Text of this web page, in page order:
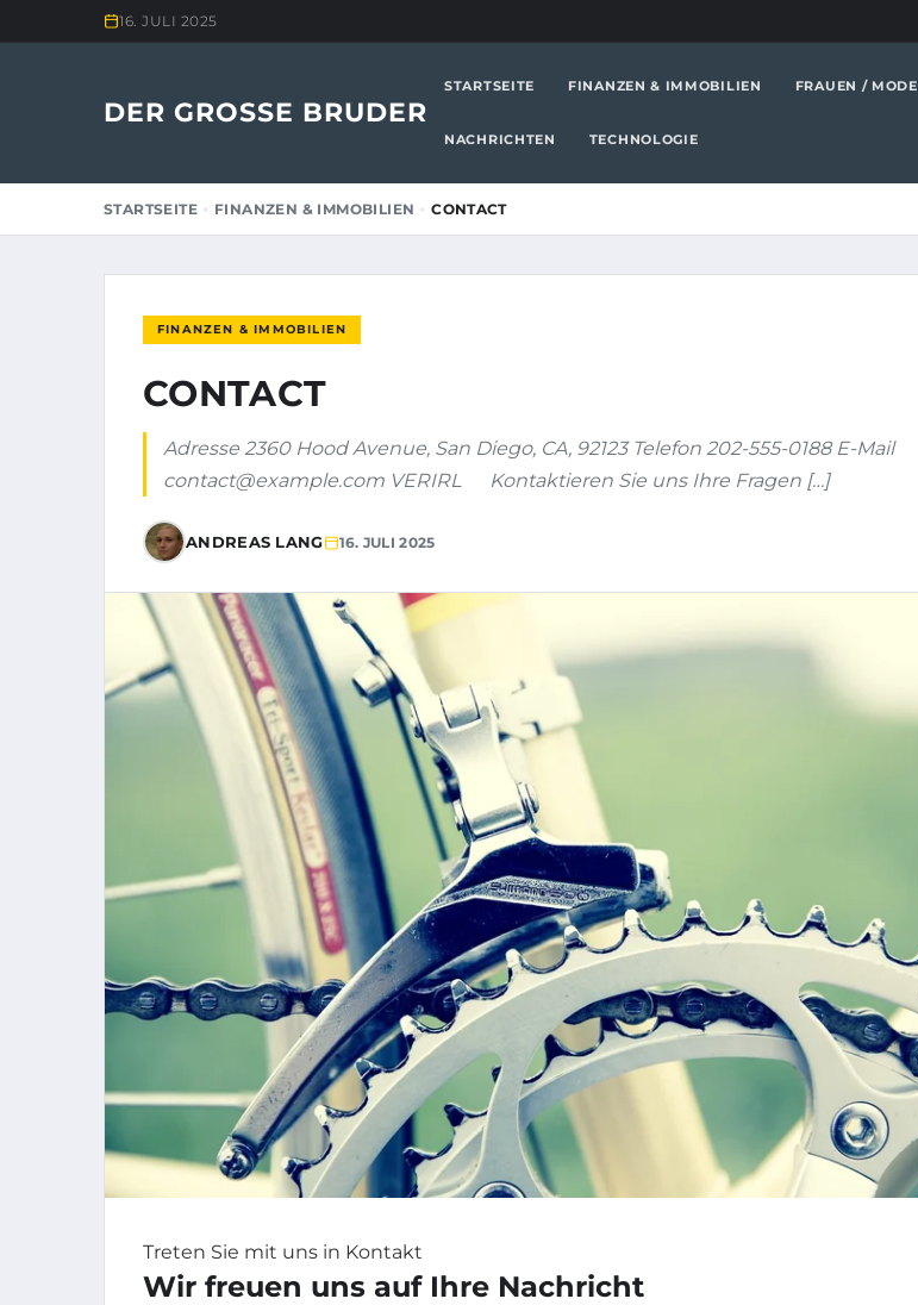
16. JULI 2025
DER GROSSE BRUDER
STARTSEITE FINANZEN & IMMOBILIEN FRAUEN / MODE
NACHRICHTEN TECHNOLOGIE
STARTSEITE FINANZEN & IMMOBILIEN CONTACT
FINANZEN & IMMOBILIEN
CONTACT
Adresse 2360 Hood Avenue, San Diego, CA, 92123 Telefon 202-555-0188 E-Mail
contact@example.com VERIRL Kontaktieren Sie uns Ihre Fragen […]
ANDREAS LANG 16. JULI 2025
Treten Sie mit uns in Kontakt
Wir freuen uns auf Ihre Nachricht